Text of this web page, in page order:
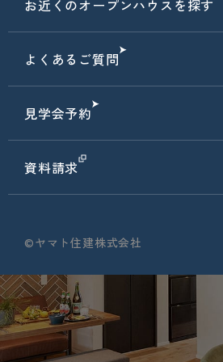
お近くのオープンハウスを探す
よくあるご質問
見学会予約
資料請求
©ヤマト住建株式会社